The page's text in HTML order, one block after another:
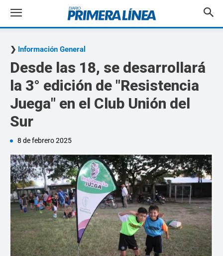
Información General
Desde las 18, se desarrollará
la 3° edición de "Resistencia
Juega" en el Club Unión del
Sur
8 de febrero 2025